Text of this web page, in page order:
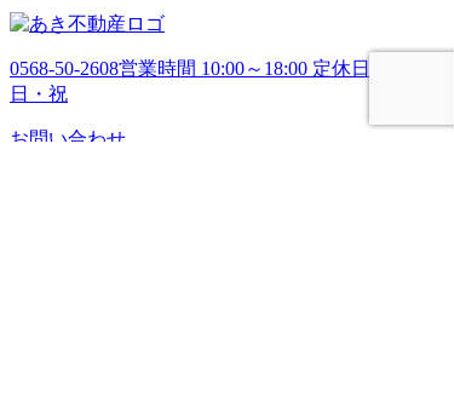
0568-50-2608営業時間 10:00～18:00 定休日 土・
日・祝
お問い合わせ